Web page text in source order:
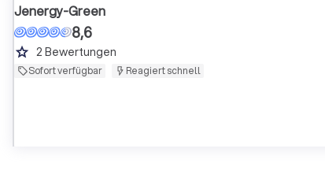
Jenergy-Green
8,6
grade 2 Bewertungen
Sofort verfügbar Reagiert schnell